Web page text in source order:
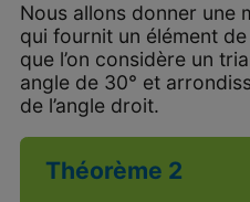
Nous allons donner une
qui fournit un élément
que l’on considère un
angle de 30° et
de l’angle droit.
Théorème 2